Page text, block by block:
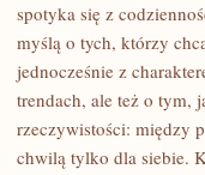
PYTANIA
spotyka się z
myślą o tych, którzy
jednocześnie z
trendach, ale też o tym,
rzeczywistości: między
chwilą tylko dla siebie.